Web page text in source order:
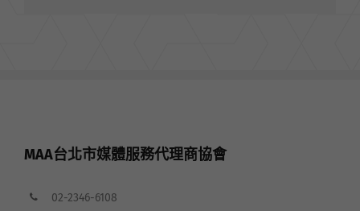
MAA台北市媒體服務代理商協會
02-2346-6108